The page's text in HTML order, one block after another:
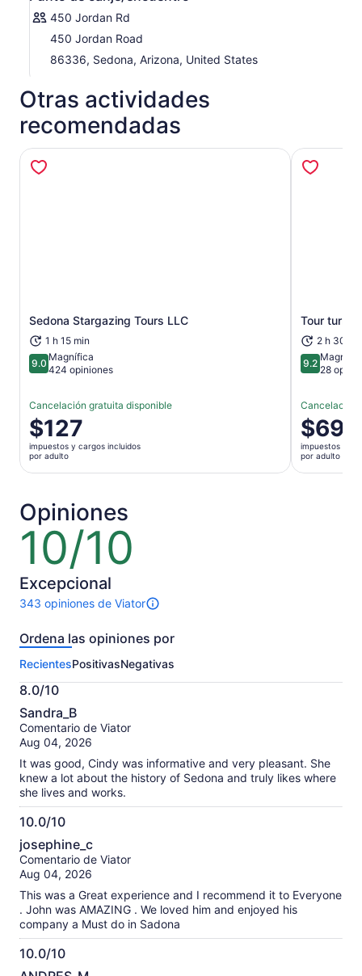
450 Jordan Rd
450 Jordan Road
86336, Sedona, Arizona, United States
Otras actividades
recomendadas
Sedona Stargazing Tours LLC
1 h 15 min
9.09.0 de 10
Magnífica
424 opiniones
Cancelación gratuita disponible
El
precio
es
de
por
adulto
$127
impuestos y cargos incluidos
por adulto
Se abrirá en una nueva pestaña
Tour
2 h 30
9.29.2 de 10
28
Cancelación
El
precio
es
de
$69
impuestos y
por adulto
Opiniones
10/10
10
10
Excepcional
343 opiniones de Viator
Hay
opiniones
esta
actividad.
Más
información
sobre
nuestras
verificadas
Ordena las opiniones por
RecientesPositivasNegativas
8.0/10
8.0
de
10
Sandra_B
Comentario de Viator
Aug 04, 2026
It was good, Cindy was informative and very pleasant. She
knew a lot about the history of Sedona and truly likes where
she lives and works.
10.0/10
10.0
de
10
josephine_c
Comentario de Viator
Aug 04, 2026
This was a Great experience and I recommend it to Everyone
. John was AMAZING . We loved him and enjoyed his
company a Must do in Sadona
10.0/10
10.0